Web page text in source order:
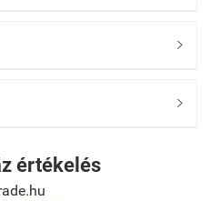


értékelés